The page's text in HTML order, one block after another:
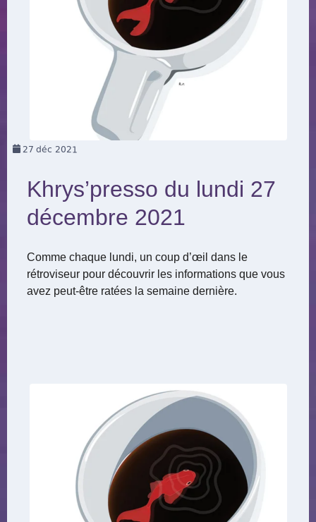
27 déc 2021
Khrys’presso du lundi 27
décembre 2021
Comme chaque lundi, un coup d’œil dans le
rétroviseur pour découvrir les informations que vous
avez peut-être ratées la semaine dernière.